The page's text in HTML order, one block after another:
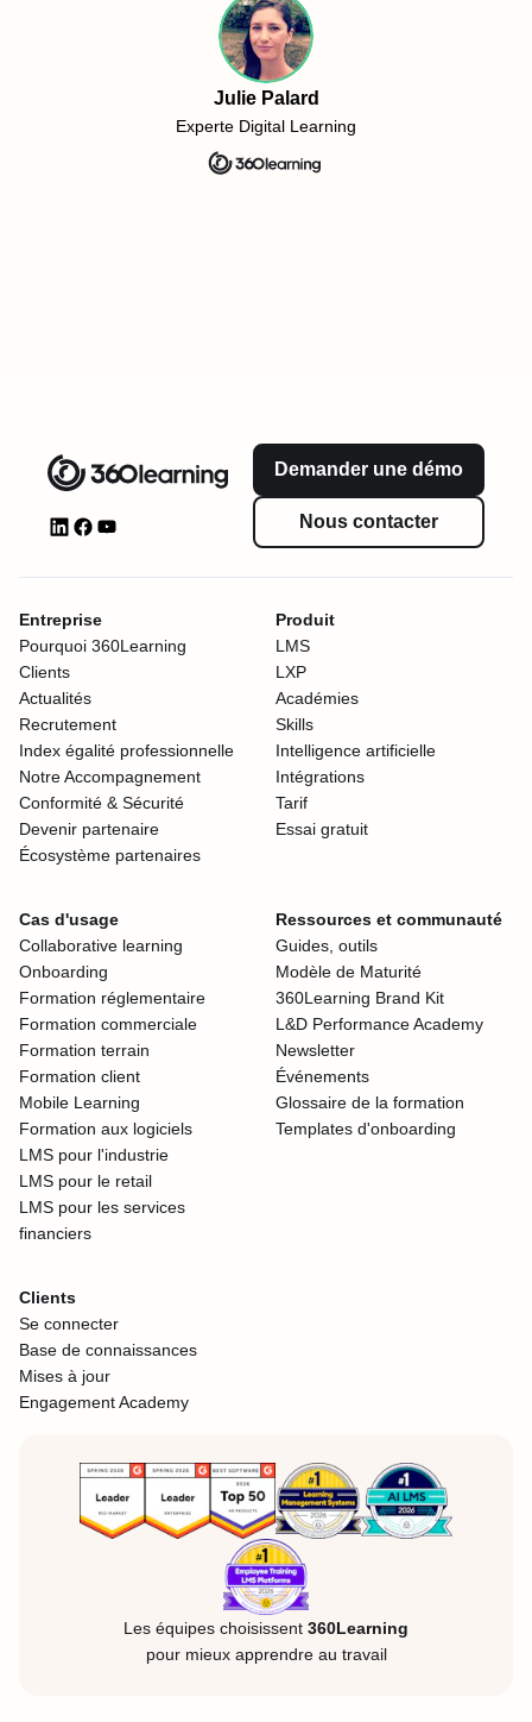
Julie Palard
Experte Digital Learning
Demander une démo
Nous contacter
Entreprise
Pourquoi 360Learning
Clients
Actualités
Recrutement
Index égalité professionnelle
Notre Accompagnement
Conformité & Sécurité
Devenir partenaire
Écosystème partenaires
Produit
LMS
LXP
Académies
Skills
Intelligence artificielle
Intégrations
Tarif
Essai gratuit
Cas d'usage
Collaborative learning
Onboarding
Formation réglementaire
Formation commerciale
Formation terrain
Formation client
Mobile Learning
Formation aux logiciels
LMS pour l'industrie
LMS pour le retail
LMS pour les services
financiers
Ressources et communauté
Guides, outils
Modèle de Maturité
360Learning Brand Kit
L&D Performance Academy
Newsletter
Événements
Glossaire de la formation
Templates d'onboarding
Clients
Se connecter
Base de connaissances
Mises à jour
Engagement Academy
Les équipes choisissent 360Learning
pour mieux apprendre au travail